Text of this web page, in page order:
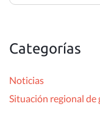
a
:
Categorías
Noticias
Situación regional de